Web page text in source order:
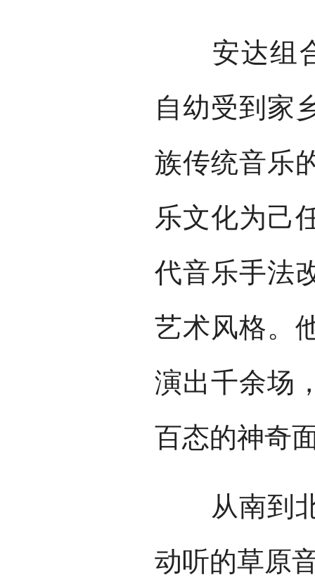
安达组合
自幼受到家
族传统音乐
乐文化为己
代音乐手法
艺术风格。
演出千余场
百态的神奇
从南到北
动听的草原